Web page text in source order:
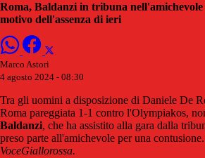
Roma, Baldanzi in tribuna
motivo dell'assenza di ieri
Marco Astori
4 agosto 2024 - 08:30
Tra gli uomini a disposizione di Daniele De
Roma pareggiata 1-1 contro l'Olympiakos,
Baldanzi, che ha assistito alla gara dalla
preso parte all'amichevole per una
VoceGiallorossa.